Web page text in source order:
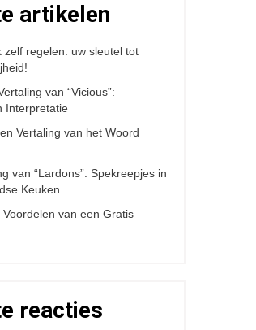
artikelen
zelf regelen: uw sleutel tot
van “Vicious”:
Interpretatie
Vertaling van het Woord
van “Lardons”: Spekreepjes in
Keuken
van een Gratis
reacties